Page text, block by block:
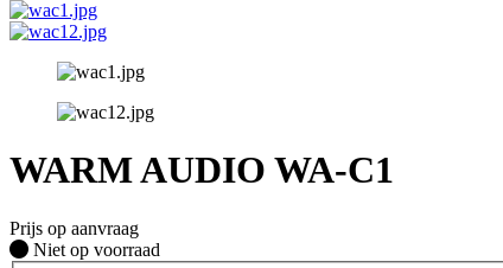
WARM AUDIO WA-C1
Prijs op aanvraag
Fysiek voorradig
Niet op voorraad